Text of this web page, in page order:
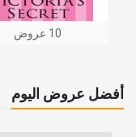
10 عروض
أفضل عروض اليوم